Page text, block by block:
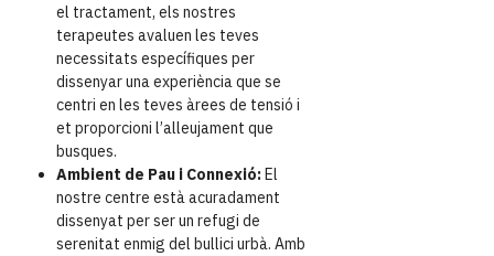
el tractament, els nostres
terapeutes avaluen les teves
necessitats específiques per
dissenyar una experiència que se
centri en les teves àrees de tensió i
et proporcioni l’alleujament que
busques.
Ambient de Pau i Connexió:El
nostre centre està acuradament
dissenyat per ser un refugi de
serenitat enmig del bullici urbà. Amb